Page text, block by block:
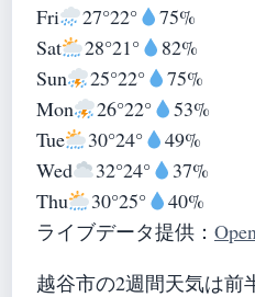
Fri
27°22°
75%
Sat
28°21°
82%
Sun
25°22°
75%
Mon
26°22°
53%
Tue
30°24°
49%
Wed
32°24°
37%
Thu
30°25°
40%
ライブデータ提供：
越谷市の2週間天気は前